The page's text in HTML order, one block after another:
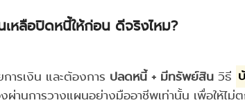
เหลือปิดหนี้ให้ก่อน ดีจริงไหม?
รเงิน และต้องการ ปลดหนี้ + มีทรัพย์สิน วิธี
านการวางแผนอย่างมืออาชีพเท่านั้น เพื่อให้ไ